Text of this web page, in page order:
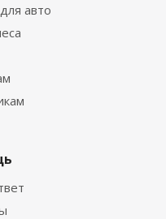
авто